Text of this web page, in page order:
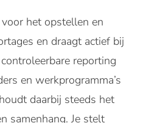
het opstellen en
en draagt actief bij
reporting
en werkprogramma’s
daarbij steeds het
samenhang. Je stelt